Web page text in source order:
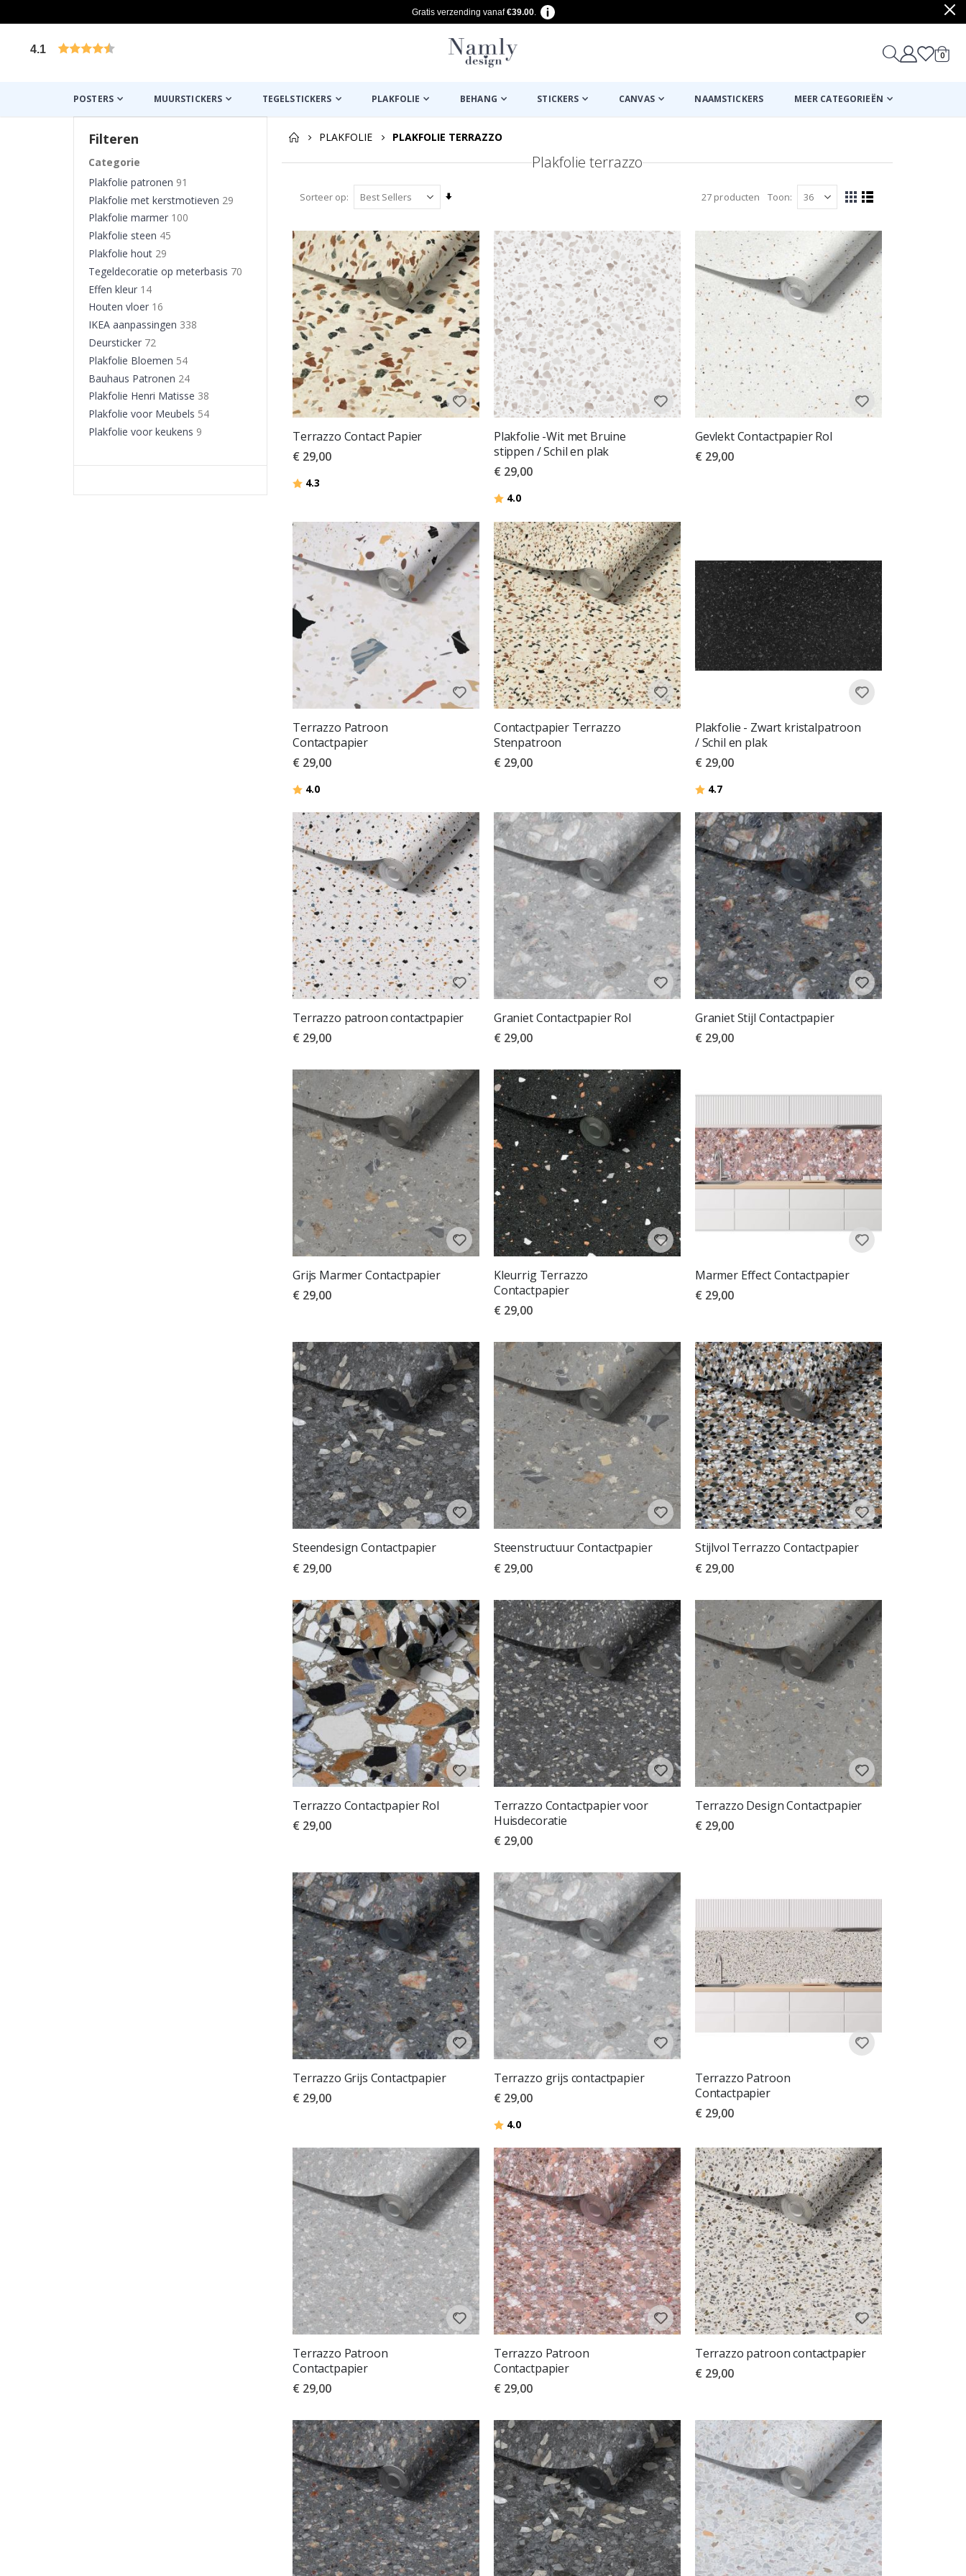
Gratis verzending vanaf€39.00.
4.1 0
POSTERS MUURSTICKERS TEGELSTICKERS PLAKFOLIE BEHANG STICKERS CANVAS NAAMSTICKERS MEER CATEGORIEËN
PLAKFOLIE PLAKFOLIE TERRAZZO
Plakfolie terrazzo
Sorteer op
Van
naar
hoog
sorteren
27 producten Toon
Tonen
Foto-Lijst
Terrazzo Contact Papier
€ 29,00
Beoordeling:
4.3
Plakfolie -Wit met Bruine
stippen / Schil en plak
€ 29,00
Beoordeling:
4.0uit 5 sterren
Gevlekt Contactpapier Rol
€ 29,00
Terrazzo Patroon
Contactpapier
€ 29,00
Beoordeling:
4.0
Contactpapier Terrazzo
Stenpatroon
€ 29,00
Plakfolie - Zwart kristalpatroon
/ Schil en plak
€ 29,00
Beoordeling:
4.7uit 5 sterren
Terrazzo patroon contactpapier
€ 29,00
Graniet Contactpapier Rol
€ 29,00
Graniet Stijl Contactpapier
€ 29,00
Grijs Marmer Contactpapier
€ 29,00
Kleurrig Terrazzo
Contactpapier
€ 29,00
Marmer Effect Contactpapier
€ 29,00
Steendesign Contactpapier
€ 29,00
Steenstructuur Contactpapier
€ 29,00
Stijlvol Terrazzo Contactpapier
€ 29,00
Terrazzo Contactpapier Rol
€ 29,00
Terrazzo Contactpapier voor
Huisdecoratie
€ 29,00
Terrazzo Design Contactpapier
€ 29,00
Terrazzo Grijs Contactpapier
€ 29,00
Terrazzo grijs contactpapier
€ 29,00
Beoordeling:
4.0uit 5 sterren
Terrazzo Patroon
Contactpapier
€ 29,00
Terrazzo Patroon
Contactpapier
€ 29,00
Terrazzo Patroon
Contactpapier
€ 29,00
Terrazzo patroon contactpapier
€ 29,00
Filteren
Categorie
Plakfolie patronen 91
Plakfolie met kerstmotieven 29
Plakfolie marmer 100
Plakfolie steen 45
Plakfolie hout 29
Tegeldecoratie op meterbasis 70
Effen kleur 14
Houten vloer 16
IKEA aanpassingen 338
Deursticker 72
Plakfolie Bloemen 54
Bauhaus Patronen 24
Plakfolie Henri Matisse 38
Plakfolie voor Meubels 54
Plakfolie voor keukens 9